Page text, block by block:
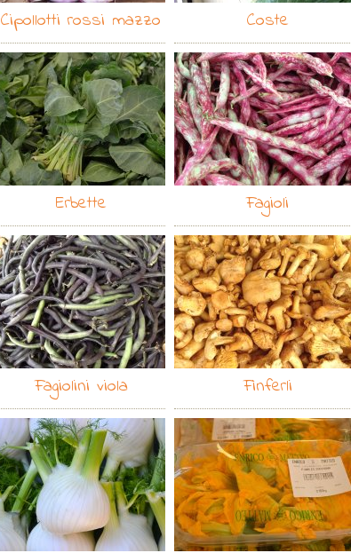
Cipollotti rossi mazzo Coste
Erbette Fagioli
Fagiolini viola Finferli